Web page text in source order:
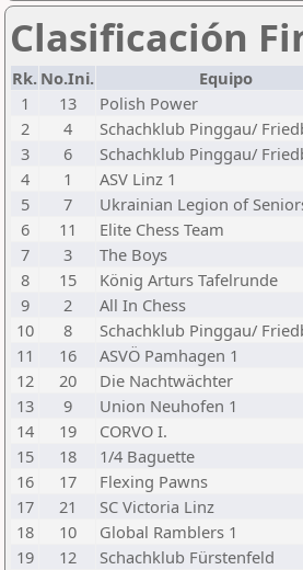
Clasificación
Rk. No.Ini. Equipo
1
13 Polish Power
2
4 Schachklub Pinggau/
3
6 Schachklub Pinggau/
4
1 ASV Linz 1
5
7 Ukrainian Legion of
6
11 Elite Chess Team
7
3 The Boys
8
15 König Arturs Tafelrunde
9
2 All In Chess
10
8 Schachklub Pinggau/
11
16 ASVÖ Pamhagen 1
12
20 Die Nachtwächter
13
9 Union Neuhofen 1
14
19 CORVO I.
15
18 1/4 Baguette
16
17 Flexing Pawns
17
21 SC Victoria Linz
18
10 Global Ramblers 1
19
12 Schachklub Fürstenfeld